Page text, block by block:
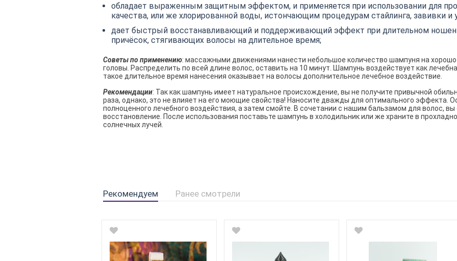
обладает выраженным защитным эффектом, и применяется при использовании для
качества, или же хлорированной воды, истончающим процедурам стайлинга, завивки и
дает быстрый восстанавливающий и поддерживающий эффект при длительном
причёсок, стягивающих волосы на длительное время;
Советы по применению: массажными движениями нанести небольшое количество шампуня на
головы. Распределить по всей длине волос, оставить на 10 минут. Шампунь воздействует как
такое длительное время нанесения оказывает на волосы дополнительное лечебное воздействие.
Рекомендации: Так как шампунь имеет натуральное происхождение, вы не получите привычной
раза, однако, это не влияет на его моющие свойства! Наносите дважды для оптимального эффекта.
полноценного лечебного воздействия, а затем смойте. В сочетании с нашим бальзамом для волос,
восстановление. После использования поставьте шампунь в холодильник или же храните в
солнечных лучей.
Рекомендуем Ранее смотрели